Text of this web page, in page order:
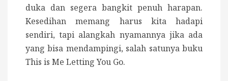
duka dan segera bangkit penuh harapan.
Kesedihan memang harus kita hadapi
sendiri, tapi alangkah nyamannya jika ada
yang bisa mendampingi, salah satunya buku
This is Me Letting You Go.